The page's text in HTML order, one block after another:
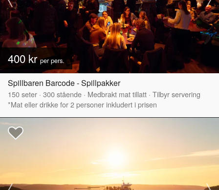
400 krper pers.
Spillbaren Barcode - Spillpakker
150seter · 300stående · Medbrakt mat tillatt · Tilbyr servering
*Mat eller drikke for 2 personer inkludert i prisen